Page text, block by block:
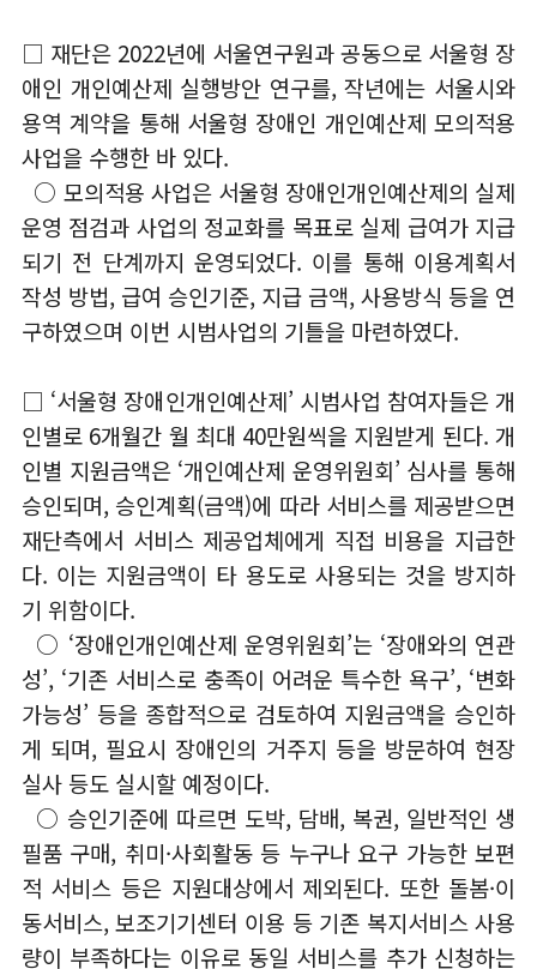
□ 재단은 2022년에 서울연구원과 공동으로 서울형 장
애인 개인예산제 실행방안 연구를, 작년에는 서울시와
용역 계약을 통해 서울형 장애인 개인예산제 모의적용
사업을 수행한 바 있다.
○ 모의적용 사업은 서울형 장애인개인예산제의 실제
운영 점검과 사업의 정교화를 목표로 실제 급여가 지급
되기 전 단계까지 운영되었다. 이를 통해 이용계획서
작성 방법, 급여 승인기준, 지급 금액, 사용방식 등을 연
구하였으며 이번 시범사업의 기틀을 마련하였다.
□ ‘서울형 장애인개인예산제’ 시범사업 참여자들은 개
인별로 6개월간 월 최대 40만원씩을 지원받게 된다. 개
인별 지원금액은 ‘개인예산제 운영위원회’ 심사를 통해
승인되며, 승인계획(금액)에 따라 서비스를 제공받으면
재단측에서 서비스 제공업체에게 직접 비용을 지급한
다. 이는 지원금액이 타 용도로 사용되는 것을 방지하
기 위함이다.
○ ‘장애인개인예산제 운영위원회’는 ‘장애와의 연관
성’, ‘기존 서비스로 충족이 어려운 특수한 욕구’, ‘변화
가능성’ 등을 종합적으로 검토하여 지원금액을 승인하
게 되며, 필요시 장애인의 거주지 등을 방문하여 현장
실사 등도 실시할 예정이다.
○ 승인기준에 따르면 도박, 담배, 복권, 일반적인 생
필품 구매, 취미·사회활동 등 누구나 요구 가능한 보편
적 서비스 등은 지원대상에서 제외된다. 또한 돌봄·이
동서비스, 보조기기센터 이용 등 기존 복지서비스 사용
량이 부족하다는 이유로 동일 서비스를 추가 신청하는